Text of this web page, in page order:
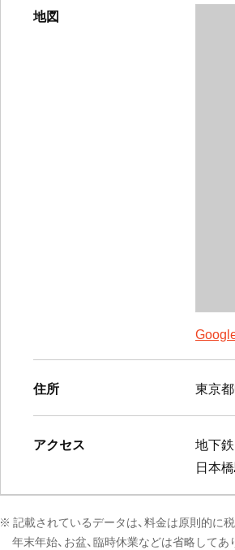
地図
住所 東京
アクセス
地下
日本
※ 記載されているデータは、料金は原則的に
年末年始、お盆、臨時休業などは省略してあ